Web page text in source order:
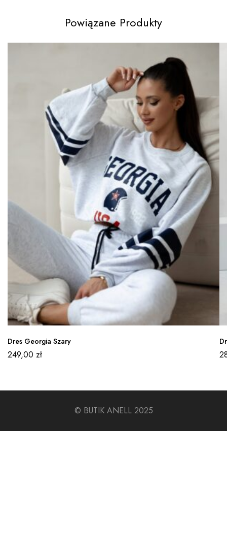
Powiązane Produkty
Dres Georgia Szary
249,00 zł
© BUTIK ANELL 2025